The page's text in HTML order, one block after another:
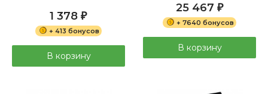
1 378 ₽
+ 413 бонусов
В корзину
25 467 ₽
+ 7640 бонусов
В корзину